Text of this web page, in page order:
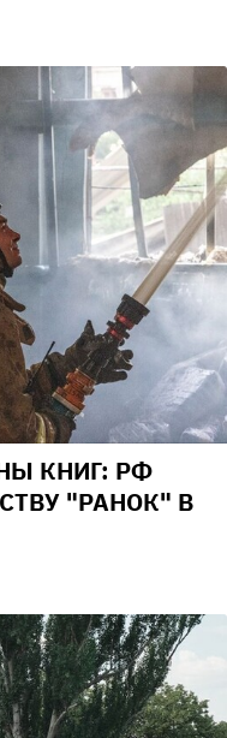
КНИГ: РФ
"РАНОК" В